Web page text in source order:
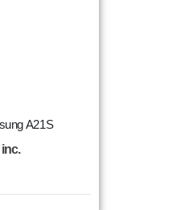
A21S
inc.